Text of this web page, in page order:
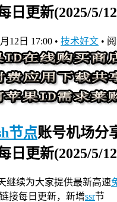
日更新(2025/5/
12日 17:00 • 技术好文 •
节点账号机场分
日更新(2025/5/
继续为大家提供最新高速
接每日更新，新增ssr节